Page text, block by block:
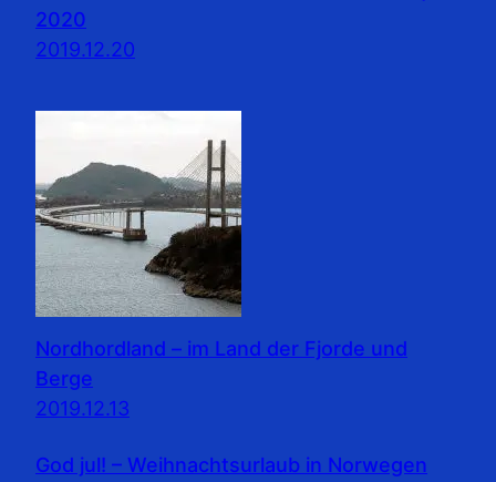
2020
2019.12.20
Nordhordland – im Land der Fjorde und
Berge
2019.12.13
God jul! – Weihnachtsurlaub in Norwegen